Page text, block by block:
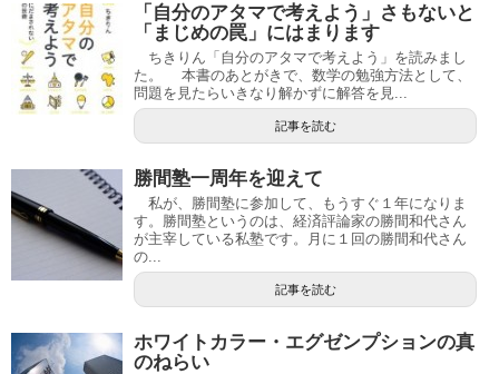
「自分のアタマで考えよう」さもないと
「まじめの罠」にはまります
ちきりん「自分のアタマで考えよう」を読みまし
た。 本書のあとがきで、数学の勉強方法として、
問題を見たらいきなり解かずに解答を見...
記事を読む
勝間塾一周年を迎えて
私が、勝間塾に参加して、もうすぐ１年になりま
す。勝間塾というのは、経済評論家の勝間和代さん
が主宰している私塾です。月に１回の勝間和代さん
の...
記事を読む
ホワイトカラー・エグゼンプションの真
のねらい